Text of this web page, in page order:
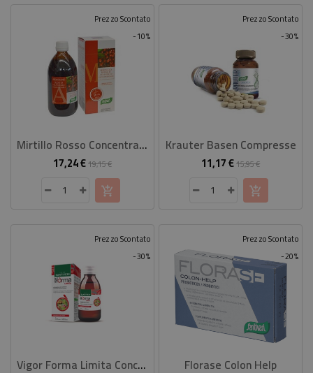
-10%
Prezzo Scontato
Mirtillo Rosso Concentrato Fluido
17,24 €Prezzo
base
19,15 €Prezzo
-30%
Prezzo Scontato
Krauter Basen Compresse
11,17 €Prezzo
base
15,95 €Prezzo
-30%
Prezzo Scontato
Vigor Forma Limita Concentrato Fluido 240 Ml
-20%
Prezzo Scontato
Florase Colon Help